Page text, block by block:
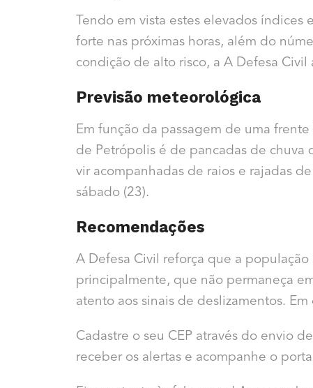
Tendo em vista estes elevados
forte nas próximas horas, além do
condição de alto risco, a A Defesa
Previsão meteorológica
Em função da passagem de uma
de Petrópolis é de pancadas de
vir acompanhadas de raios e rajadas
sábado (23).
Recomendações
A Defesa Civil reforça que a
principalmente, que não permaneça
atento aos sinais de deslizamentos.
Cadastre o seu CEP através do envio
receber os alertas e acompanhe o